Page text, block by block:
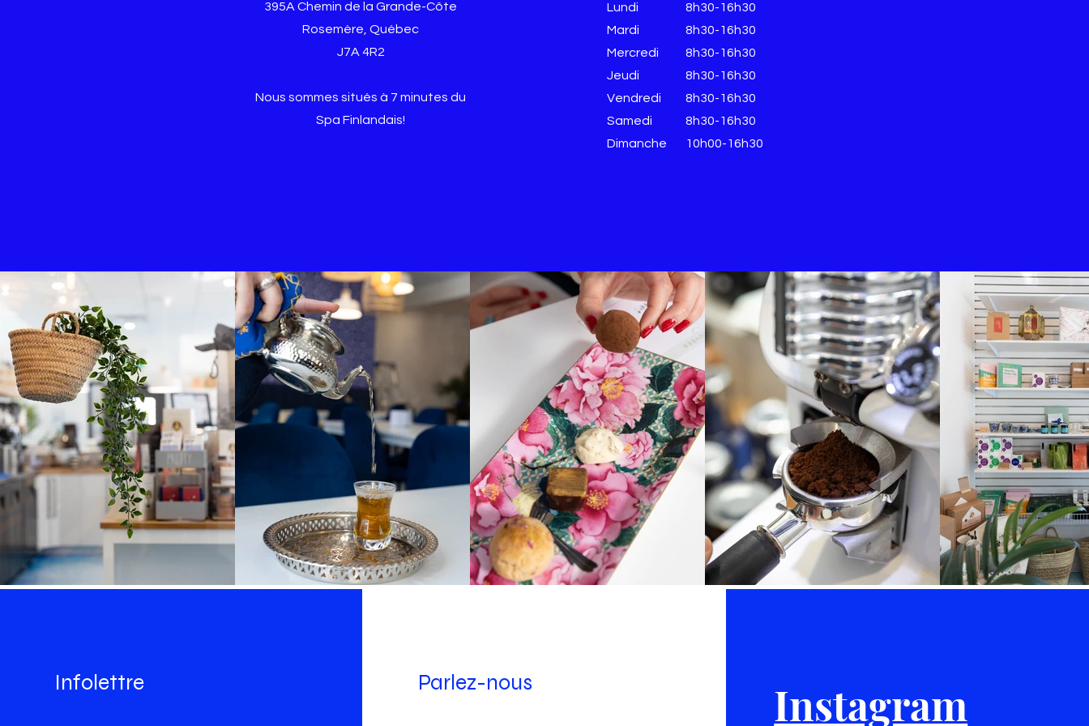
395A Chemin de la Grande-Côte
Rosemère, Québec
J7A 4R2
Nous sommes situés à 7 minutes du
Spa Finlandais!
Lundi
Mardi
Mercredi
Jeudi
Vendredi
​​Samedi
​Dimanche
8h30-16h30
8h30-16h30
8h30-16h30
8h30-16h30
8h30-16h30
8h30-16h30
10h00-16h30
Infolettre Parlez-nous Instagram